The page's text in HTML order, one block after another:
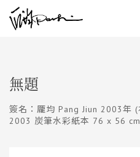
無題
簽名：龎均 Pang Jiun 2003年 (
2003 炭筆水彩紙本 76 x 56 cm